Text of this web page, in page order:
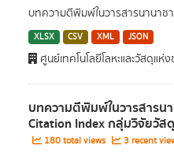
บทความตีพิมพ์ในวารสารนานา
XLSX CSV XML JSON
ศูนย์เทคโนโลยีโลหะและวัสดุแห่
บทความตีพิมพ์ในวารสารน
Citation Index กลุ่มวิจัยวัส
180 total views 3 recent